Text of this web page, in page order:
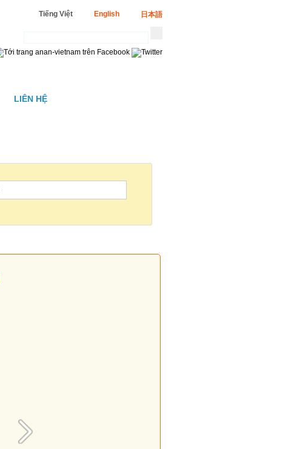
LIÊN HỆ
日本語
English
Tiếng Việt